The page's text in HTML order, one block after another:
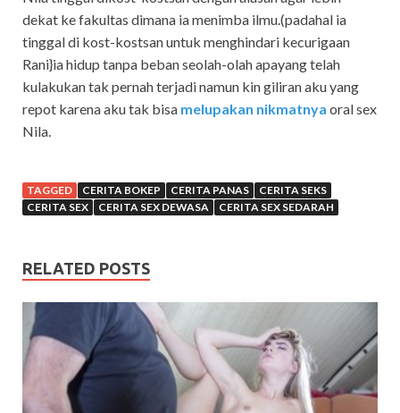
dekat ke fakultas dimana ia menimba ilmu.(padahal ia
tinggal di kost-kostsan untuk menghindari kecurigaan
Rani}ia hidup tanpa beban seolah-olah apayang telah
kulakukan tak pernah terjadi namun kin giliran aku yang
repot karena aku tak bisa melupakan nikmatnya oral sex
Nila.
TAGGED CERITA BOKEP CERITA PANAS
CERITA SEKS
CERITA SEX
CERITA SEX DEWASA CERITA SEX SEDARAH
RELATED POSTS